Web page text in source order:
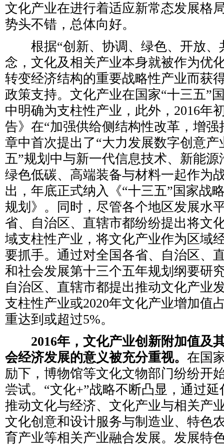
文化产业在进行着适应新常态发展格
势头不错，总体向好。
根据“创新、协调、绿色、开放、
念，文化及相关产业本身就被作为优
转变经济结构的重要战略性产业而获
政策支持。文化产业在国家“十三五”
中明确为支柱性产业，此外，2016年
告》在“加强供给侧结构性改革，增强
章中首次提出了“大力发展数字创意产
五”规划中与新一代信息技术、新能
绿色低碳、高端装备与材料一起作为
出，年底正式纳入《“十三五”国家战
规划》。同时，尽管各个地区发展水
省、自治区、直辖市都纷纷提出将文
域支柱性产业，将文化产业作为区域
要抓手。通过对全国各省、自治区、
和社会发展第十三个五年规划纲要研
自治区、直辖市都提出推动文化产业
支柱性产业或2020年文化产业增加值
重达到或超过5%。
2016年，文化产业创新附加值及
会经济发展的意义被充分重视。 在国
励下，博物馆等文化文物部门纷纷开
尝试。“文化+”战略不断凸显，通过
推动文化与经济、文化产业与相关产
文化创意和设计服务与制造业、特色
育产业等相关产业融合发展。发展特